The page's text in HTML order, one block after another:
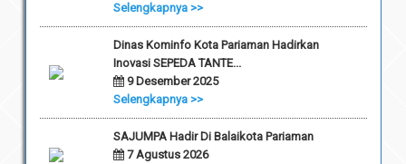
Selengkapnya >>
Dinas Kominfo Kota Pariaman Hadirkan
Inovasi SEPEDA TANTE...
9 Desember 2025
Selengkapnya >>
SAJUMPA Hadir Di Balaikota Pariaman
7 Agustus 2026